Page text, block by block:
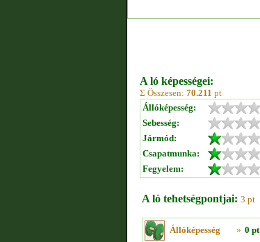
A ló képességei:
Σ Összesen: 70.211 pt
Állóképesség:
Sebesség:
Jármód:
Csapatmunka:
Fegyelem:
A ló tehetségpontjai: 3 pt
Állóképesség » 0 pt